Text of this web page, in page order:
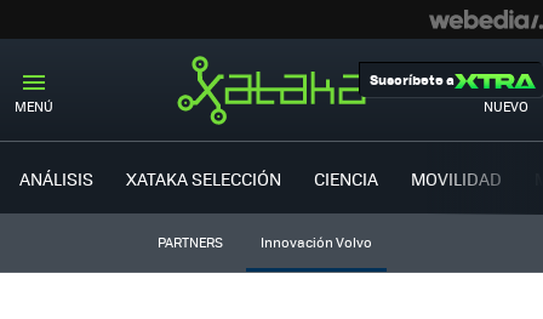
MENÚ NUEVO
Suscríbete a
ANÁLISIS XATAKA SELECCIÓN CIENCIA MOVILIDAD
PARTNERS Innovación Volvo